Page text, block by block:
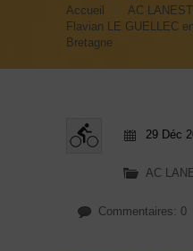
Accueil AC
Flavian LE GUELLEC
Bretagne
29 Déc
AC
Commentaires: 0